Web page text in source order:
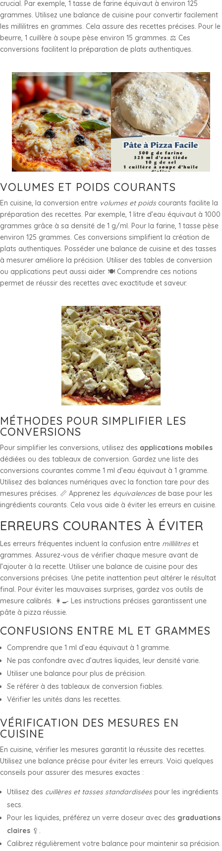
crucial. Par exemple, 1 tasse de farine équivaut à environ 125
grammes. Utilisez une balance de cuisine pour convertir facilement
les millilitres en grammes. Cela assure des recettes précises. Pour le
beurre, 1 cuillère à soupe pèse environ 15 grammes. ⚖️ Ces
conversions facilitent la préparation de plats authentiques.
VOLUMES ET POIDS COURANTS
En cuisine, la conversion entre volumes et poidscourants facilite la
préparation des recettes. Par exemple, 1 litre d’eau équivaut à 1000
grammes grâce à sa densité de 1 g/ml. Pour la farine, 1 tasse pèse
environ 125 grammes. Ces conversions simplifient la création de
plats authentiques. Posséder une balance de cuisine et des tasses
à mesurer améliore la précision. Utiliser des tables de conversion
ou applications peut aussi aider. 🍽️ Comprendre ces notions
permet de réussir des recettes avec exactitude et saveur.
MÉTHODES POUR SIMPLIFIER LES
CONVERSIONS
Pour simplifier les conversions, utilisez des applications mobiles
dédiées ou des tableaux de conversion. Gardez une liste des
conversions courantes comme 1 ml d’eau équivaut à 1 gramme.
Utilisez des balances numériques avec la fonction tare pour des
mesures précises. 📏 Apprenez les équivalencesde base pour les
ingrédients courants. Cela vous aide à éviter les erreurs en cuisine.
ERREURS COURANTES À ÉVITER
Les erreurs fréquentes incluent la confusion entre millilitreset
grammes. Assurez-vous de vérifier chaque mesure avant de
l’ajouter à la recette. Utiliser une balance de cuisine pour des
conversions précises. Une petite inattention peut altérer le résultat
final. Pour éviter les mauvaises surprises, gardez vos outils de
mesure calibrés. 👩‍🍳 Les instructions précises garantissent une
pâte à pizza réussie.
CONFUSIONS ENTRE ML ET GRAMMES
Comprendre que 1 ml d’eau équivaut à 1 gramme.
Ne pas confondre avec d’autres liquides, leur densité varie.
Utiliser une balance pour plus de précision.
Se référer à des tableaux de conversion fiables.
Vérifier les unités dans les recettes.
VÉRIFICATION DES MESURES EN
CUISINE
En cuisine, vérifier les mesures garantit la réussite des recettes.
Utilisez une balance précise pour éviter les erreurs. Voici quelques
conseils pour assurer des mesures exactes :
Utilisez des cuillères et tasses standardiséespour les ingrédients
secs.
Pour les liquides, préférez un verre doseur avec des graduations
claires 🥄.
Calibrez régulièrement votre balance pour maintenir sa précision.